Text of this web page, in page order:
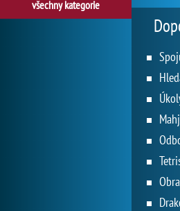
všechny kategorie